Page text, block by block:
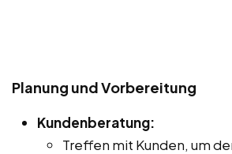
Planung und Vorbereitung
Kundenberatung:
Treffen mit Kunden, um